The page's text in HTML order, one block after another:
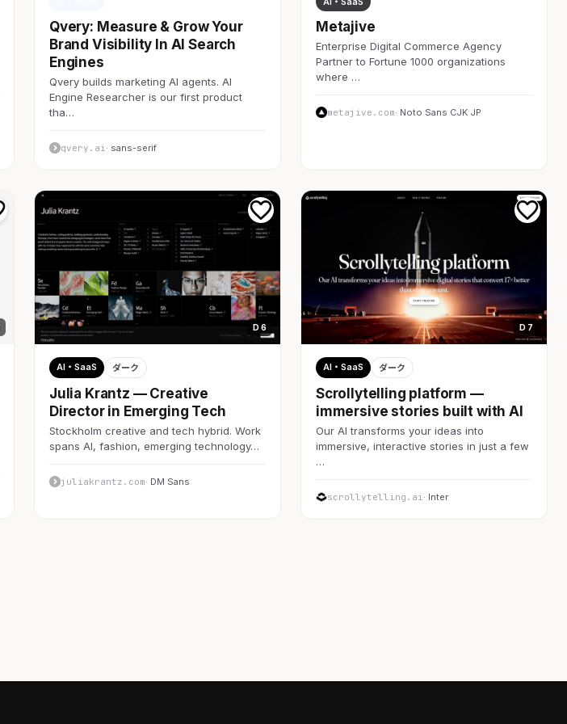
Qvery: Measure & Grow Your
Brand Visibility In AI Search
Engines
Qvery builds marketing AI agents. AI
Engine Researcher is our first product
tha…
qvery.ai · sans-serif
Metajive
Enterprise Digital Commerce Agency
Partner to Fortune 1000 organizations
where …
metajive.com· Noto Sans CJK JP
D 6
AI・SaaS ダーク
Julia Krantz — Creative
Director in Emerging Tech
Stockholm creative and tech hybrid. Work
spans AI, fashion, emerging technology…
juliakrantz.com· DM Sans
D 7
AI・SaaS ダーク
Scrollytelling platform —
immersive stories built with AI
Our AI transforms your ideas into
immersive, interactive stories in just a few
…
scrollytelling.ai · Inter